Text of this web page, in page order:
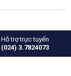
Hỗ trợ trực tuyến
(024) 3.7824073